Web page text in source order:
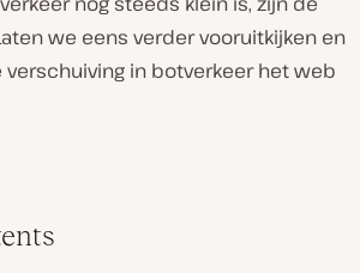
we eens verder vooruitkijken en
verschuiving in botverkeer het web